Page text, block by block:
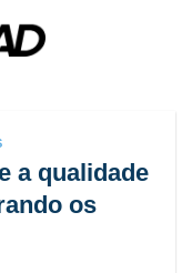
a qualidade
os